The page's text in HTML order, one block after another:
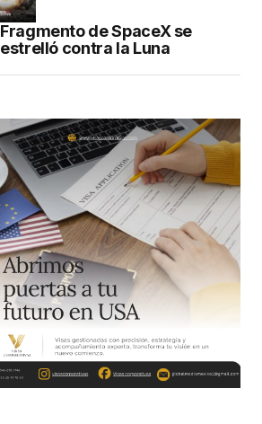
Fragmento de SpaceX se
estrelló contra la Luna